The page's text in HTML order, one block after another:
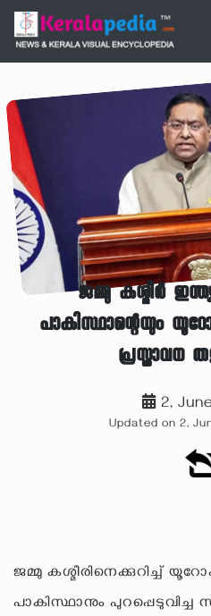
ജമ്മു കശ്മീർ
പാകിസ്ഥാന്റെയും
പ്രസ്താവന
2,
Updated on 2,
ജമ്മു കശ്മീരിനെക്കുറിച്ച്
പാകിസ്ഥാനും